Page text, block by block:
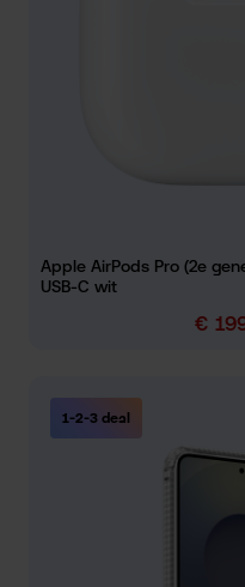
Apple AirPods Pro (2e
USB-C wit
€
1-2-3 deal